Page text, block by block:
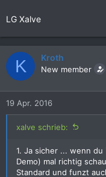
LG Xalve
K Kroth
New member
19 Apr. 2016
xalve schrieb:
1. Ja sicher ... wenn
Demo) mal richtig
Standard und funzt